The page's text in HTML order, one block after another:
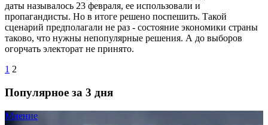
даты называлось 23 февраля, ее использовали и
пропагандисты. Но в итоге решено поспешить. Такой
сценарий предполагали не раз - состояние экономики страны
таково, что нужны непопулярные решения. А до выборов
огорчать электорат не принято.
1 2
Популярное за 3 дня
Мнение